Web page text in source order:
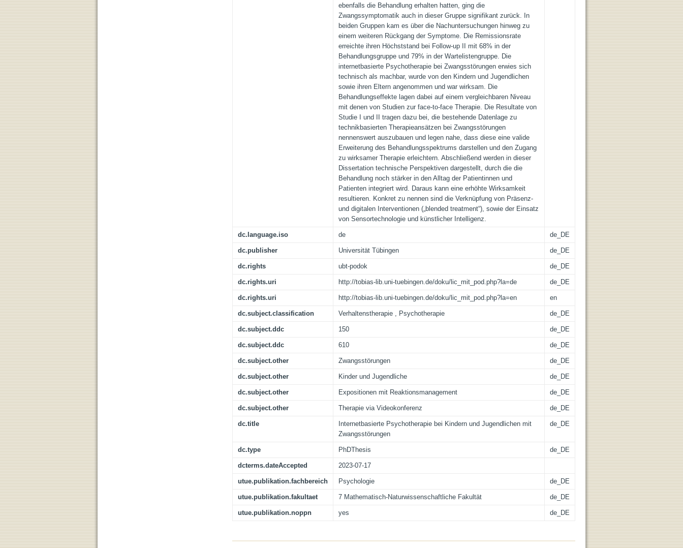
ebenfalls die Behandlung erhalten hatten, ging die
Zwangssymptomatik auch in dieser Gruppe signifikant zurück. In
beiden Gruppen kam es über die Nachuntersuchungen hinweg zu
einem weiteren Rückgang der Symptome. Die Remissionsrate
erreichte ihren Höchststand bei Follow-up II mit 68% in der
Behandlungsgruppe und 79% in der Wartelistengruppe. Die
internetbasierte Psychotherapie bei Zwangsstörungen erwies sich
technisch als machbar, wurde von den Kindern und Jugendlichen
sowie ihren Eltern angenommen und war wirksam. Die
Behandlungseffekte lagen dabei auf einem vergleichbaren Niveau
mit denen von Studien zur face-to-face Therapie. Die Resultate von
Studie I und II tragen dazu bei, die bestehende Datenlage zu
technikbasierten Therapieansätzen bei Zwangsstörungen
nennenswert auszubauen und legen nahe, dass diese eine valide
Erweiterung des Behandlungsspektrums darstellen und den Zugang
zu wirksamer Therapie erleichtern. Abschließend werden in dieser
Dissertation technische Perspektiven dargestellt, durch die die
Behandlung noch stärker in den Alltag der Patientinnen und
Patienten integriert wird. Daraus kann eine erhöhte Wirksamkeit
resultieren. Konkret zu nennen sind die Verknüpfung von Präsenz-
und digitalen Interventionen („blended treatment“), sowie der Einsatz
von Sensortechnologie und künstlicher Intelligenz.
dc.language.iso de de_DE
dc.publisher Universität Tübingen de_DE
dc.rights ubt-podok de_DE
dc.rights.uri http://tobias-lib.uni-tuebingen.de/doku/lic_mit_pod.php?la=de de_DE
dc.rights.uri http://tobias-lib.uni-tuebingen.de/doku/lic_mit_pod.php?la=en en
dc.subject.classification Verhaltenstherapie , Psychotherapie de_DE
dc.subject.ddc 150 de_DE
dc.subject.ddc 610 de_DE
dc.subject.other Zwangsstörungen de_DE
dc.subject.other Kinder und Jugendliche de_DE
dc.subject.other Expositionen mit Reaktionsmanagement de_DE
dc.subject.other Therapie via Videokonferenz de_DE
dc.title
Internetbasierte Psychotherapie bei Kindern und Jugendlichen mit
Zwangsstörungen
de_DE
dc.type PhDThesis de_DE
dcterms.dateAccepted 2023-07-17
utue.publikation.fachbereich Psychologie de_DE
utue.publikation.fakultaet 7 Mathematisch-Naturwissenschaftliche Fakultät de_DE
utue.publikation.noppn yes de_DE